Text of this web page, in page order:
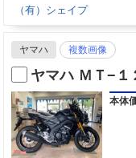
（有）シェイプ
ヤマハ 複数画像
ヤマハ ＭＴ−
本体